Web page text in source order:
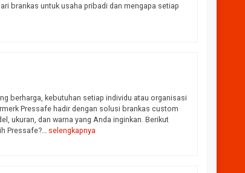
brankas untuk usaha pribadi dan mengapa setiap
berharga, kebutuhan setiap individu atau organisasi
Pressafe hadir dengan solusi brankas custom
ukuran, dan warna yang Anda inginkan. Berikut
Pressafe?… selengkapnya